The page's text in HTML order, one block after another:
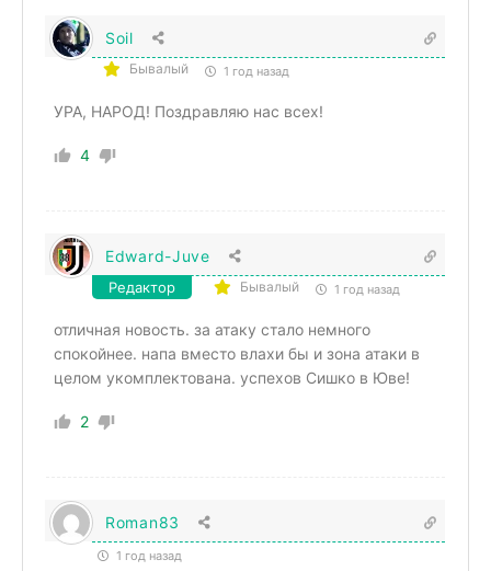
Soil
Бывалый 1 год назад
УРА, НАРОД! Поздравляю нас всех!
4
Edward-Juve
Редактор Бывалый 1 год назад
отличная новость. за атаку стало немного
спокойнее. напа вместо влахи бы и зона атаки в
целом укомплектована. успехов Сишко в Юве!
2
Roman83
1 год назад